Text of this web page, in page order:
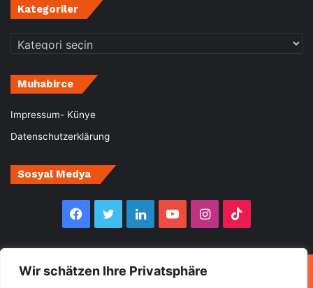
Wir schätzen Ihre Privatsphäre
Kategoriler
Kategoriler
Muhabirce
Impressum- Künye
Datenschutzerklärung
Sosyal Medya
Facebook
TwitterLinkedInYouTubeInstagram
© Copyright 2026, All Rights Reserved Muhabirce